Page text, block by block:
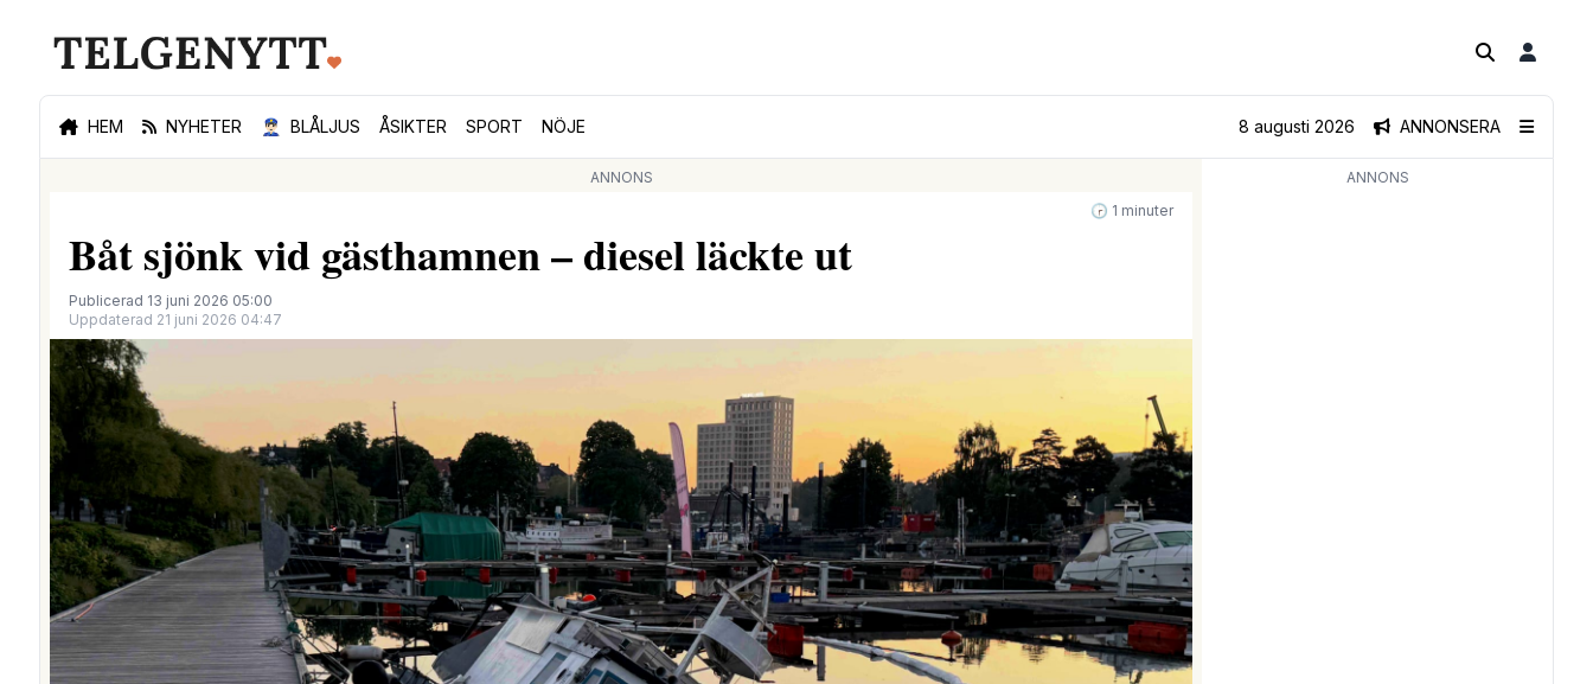
HEM NYHETER 👮🏻‍♂️ BLÅLJUS ÅSIKTER SPORT NÖJE ANNONSERA
8 augusti 2026
ANNONS
🕝 1 minuter
Båt sjönk vid gästhamnen – diesel läckte ut
Publicerad 13 juni 2026 05:00
Uppdaterad 21 juni 2026 04:47
ANNONS